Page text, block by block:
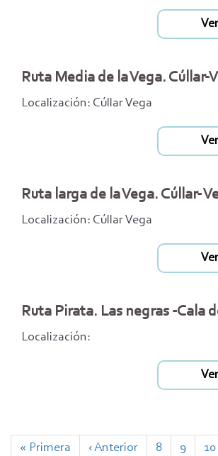
Ruta Media de la Vega. Cúllar-
Localización: Cúllar Vega
Ruta larga de la Vega. Cúllar-
Localización: Cúllar Vega
Ruta Pirata. Las negras -Cala
Localización:
Paginación
Primera
« Primera
Página
‹ Anterior Page
8 Page
9 10